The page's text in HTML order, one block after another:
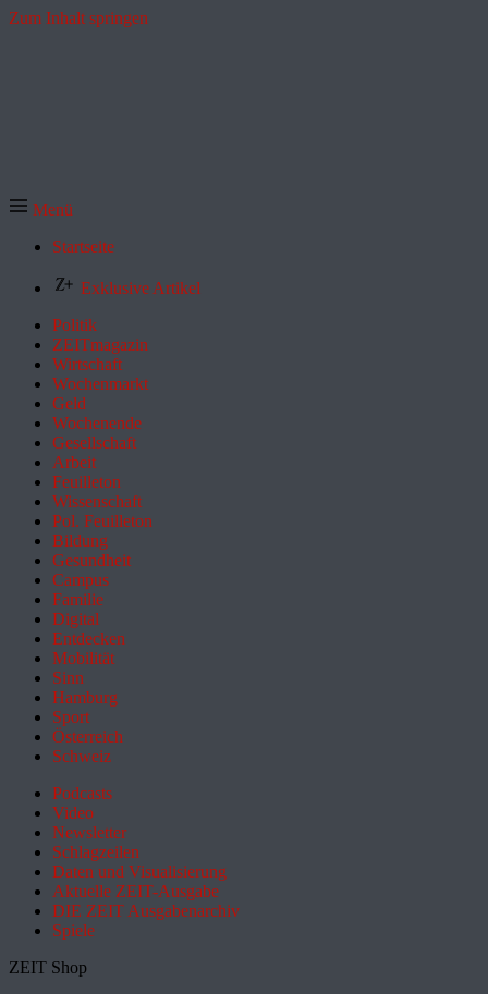
Zum Inhalt springen
Menü
Startseite
Exklusive Artikel
Politik
ZEITmagazin
Wirtschaft
Wochenmarkt
Geld
Wochenende
Gesellschaft
Arbeit
Feuilleton
Wissenschaft
Pol. Feuilleton
Bildung
Gesundheit
Campus
Familie
Digital
Entdecken
Mobilität
Sinn
Hamburg
Sport
Österreich
Schweiz
Podcasts
Video
Newsletter
Schlagzeilen
Daten und Visualisierung
Aktuelle ZEIT-Ausgabe
DIE ZEIT Ausgabenarchiv
Spiele
ZEIT Shop